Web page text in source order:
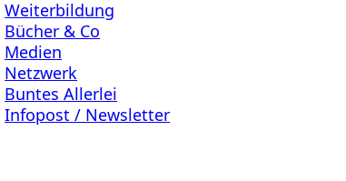
Weiterbildung
Bücher & Co
Medien
Netzwerk
Buntes Allerlei
Infopost / Newsletter